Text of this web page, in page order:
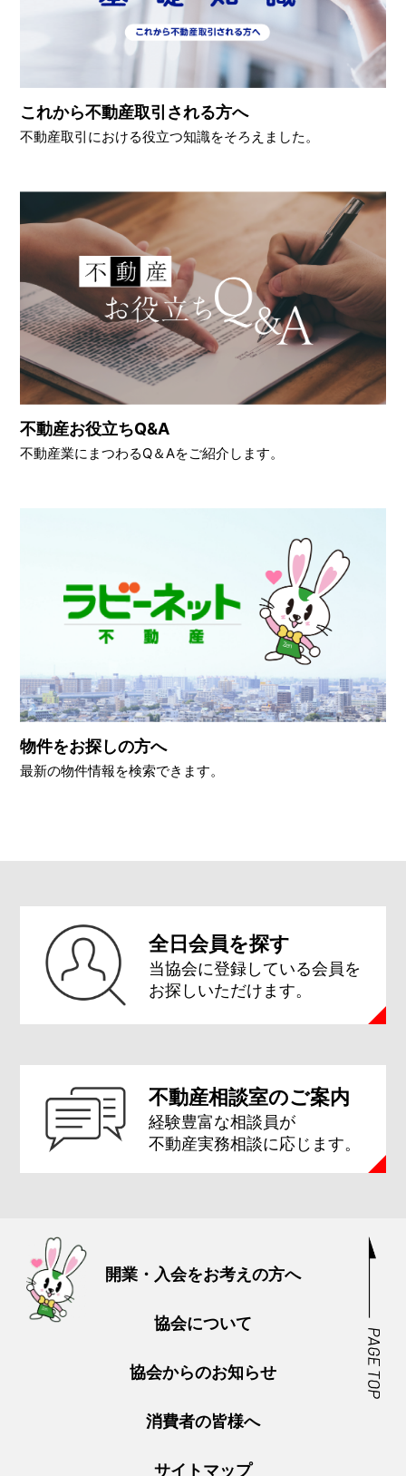
これから不動産取引される方へ
不動産取引における役立つ知識をそろえました。
不動産お役立ちQ&A
不動産業にまつわるQ＆Aをご紹介します。
物件をお探しの方へ
最新の物件情報を検索できます。
全日会員を探す
当協会に登録している会員を
お探しいただけます。
不動産相談室のご案内
経験豊富な相談員が
不動産実務相談に応じます。
開業・入会をお考えの方へ
協会について
協会からのお知らせ
消費者の皆様へ
サイトマップ